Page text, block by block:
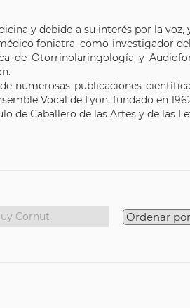
y debido a su interés por la
foniatra, como investigador
de Otorrinolaringología y
numerosas publicaciones
Vocal de Lyon, fundado en
de Caballero de las Artes y de las